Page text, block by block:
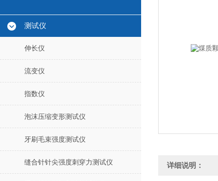
测试仪
伸长仪
流变仪
指数仪
泡沫压缩变形测试仪
牙刷毛束强度测试仪
缝合针针尖强度刺穿力测试仪 详细说明：